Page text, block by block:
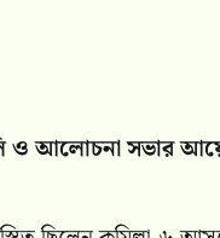
ও আলোচনা সভার